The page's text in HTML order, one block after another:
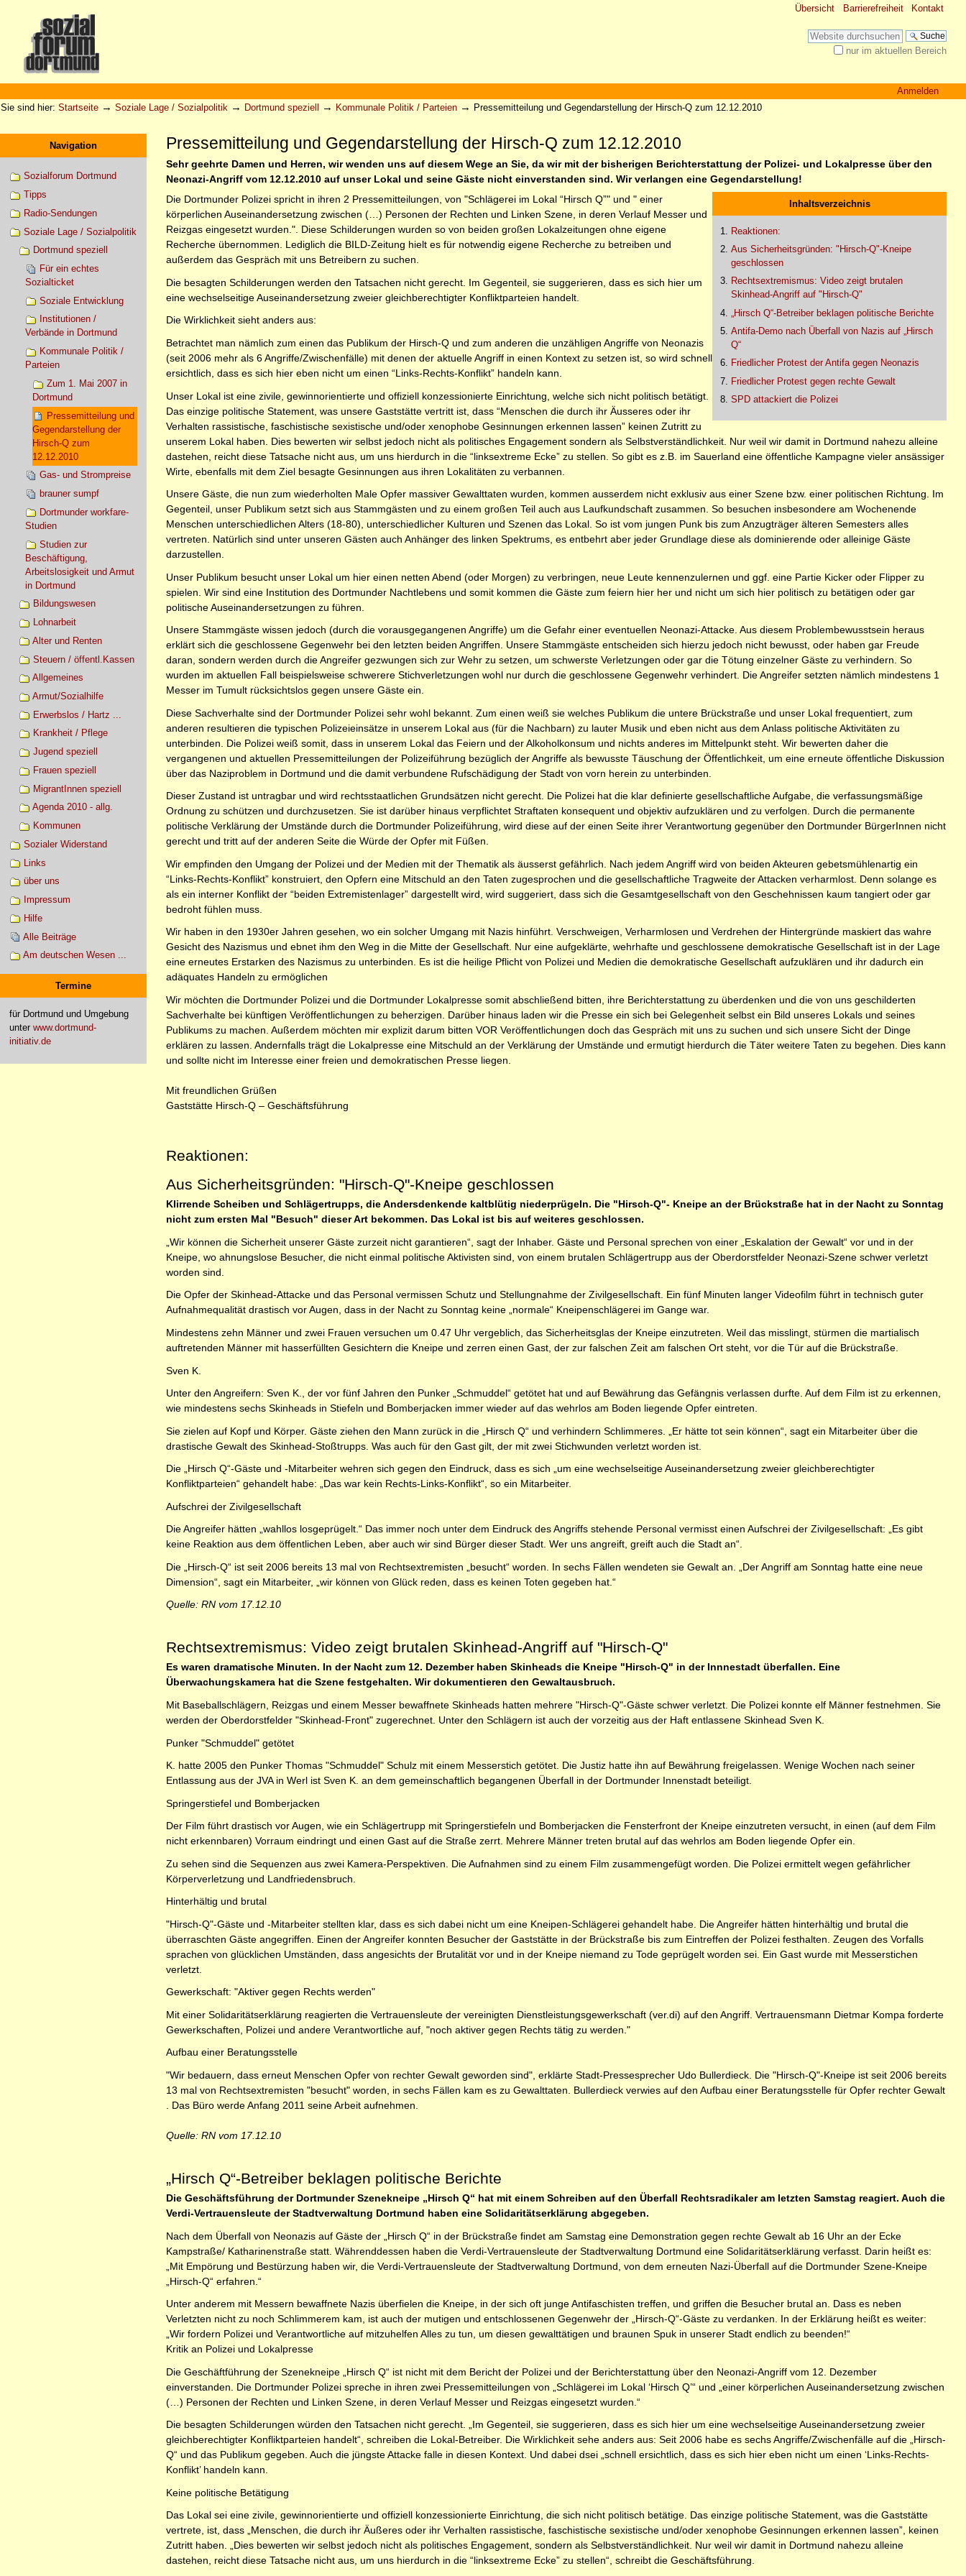
Übersicht Barrierefreiheit Kontakt
Website durchsuchen
nur im aktuellen Bereich
Werkzeuge
Anmelden
Sie sind hier: Startseite → Soziale Lage / Sozialpolitik → Dortmund speziell → Kommunale Politik / Parteien → Pressemitteilung und Gegendarstellung der Hirsch-Q zum 12.12.2010
Navigation
Sozialforum Dortmund
Tipps
Radio-Sendungen
Soziale Lage / Sozialpolitik
Dortmund speziell
Für ein echtes
Sozialticket
Soziale Entwicklung
Institutionen /
Verbände in Dortmund
Kommunale Politik /
Parteien
Zum 1. Mai 2007 in
Dortmund
Pressemitteilung und
Gegendarstellung der
Hirsch-Q zum
12.12.2010
Gas- und Strompreise
brauner sumpf
Dortmunder workfare-
Studien
Studien zur
Beschäftigung,
Arbeitslosigkeit und Armut
in Dortmund
Bildungswesen
Lohnarbeit
Alter und Renten
Steuern / öffentl.Kassen
Allgemeines
Armut/Sozialhilfe
Erwerbslos / Hartz ...
Krankheit / Pflege
Jugend speziell
Frauen speziell
MigrantInnen speziell
Agenda 2010 - allg.
Kommunen
Sozialer Widerstand
Links
über uns
Impressum
Hilfe
Alle Beiträge
Am deutschen Wesen ...
Termine
für Dortmund und Umgebung
unter www.dortmund-
initiativ.de
Pressemitteilung und Gegendarstellung der Hirsch-Q zum 12.12.2010
Sehr geehrte Damen und Herren, wir wenden uns auf diesem Wege an Sie, da wir mit der bisherigen Berichterstattung der Polizei- und Lokalpresse über den
Neonazi-Angriff vom 12.12.2010 auf unser Lokal und seine Gäste nicht einverstanden sind. Wir verlangen eine Gegendarstellung!
Inhaltsverzeichnis
Reaktionen:
Aus Sicherheitsgründen: "Hirsch-Q"-Kneipe
geschlossen
Rechtsextremismus: Video zeigt brutalen
Skinhead-Angriff auf "Hirsch-Q"
„Hirsch Q“-Betreiber beklagen politische Berichte
Antifa-Demo nach Überfall von Nazis auf „Hirsch
Q“
Friedlicher Protest der Antifa gegen Neonazis
Friedlicher Protest gegen rechte Gewalt
SPD attackiert die Polizei
Die Dortmunder Polizei spricht in ihren 2 Pressemitteilungen, von "Schlägerei im Lokal “Hirsch Q”" und " einer
körperlichen Auseinandersetzung zwischen (…) Personen der Rechten und Linken Szene, in deren Verlauf Messer und
Reizgas eingesetzt wurden.". Diese Schilderungen wurden so von beiden großen Lokalzeitungen ohne eigene
Recherche übernommen. Lediglich die BILD-Zeitung hielt es für notwendig eigene Recherche zu betreiben und
außerdem das Gespräch mit uns Betreibern zu suchen.
Die besagten Schilderungen werden den Tatsachen nicht gerecht. Im Gegenteil, sie suggerieren, dass es sich hier um
eine wechselseitige Auseinandersetzung zweier gleichberechtigter Konfliktparteien handelt.
Die Wirklichkeit sieht anders aus:
Betrachtet man nämlich zum einen das Publikum der Hirsch-Q und zum anderen die unzähligen Angriffe von Neonazis
(seit 2006 mehr als 6 Angriffe/Zwischenfälle) mit denen der aktuelle Angriff in einen Kontext zu setzen ist, so wird schnell
ersichtlich, dass es sich hier eben nicht um einen “Links-Rechts-Konflikt” handeln kann.
Unser Lokal ist eine zivile, gewinnorientierte und offiziell konzessionierte Einrichtung, welche sich nicht politisch betätigt.
Das einzige politische Statement, was unsere Gaststätte vertritt ist, dass “Menschen die durch ihr Äusseres oder ihr
Verhalten rassistische, faschistische sexistische und/oder xenophobe Gesinnungen erkennen lassen” keinen Zutritt zu
unserem Lokal haben. Dies bewerten wir selbst jedoch nicht als politisches Engagement sondern als Selbstverständlichkeit. Nur weil wir damit in Dortmund nahezu alleine
dastehen, reicht diese Tatsache nicht aus, um uns hierdurch in die “linksextreme Ecke” zu stellen. So gibt es z.B. im Sauerland eine öffentliche Kampagne vieler ansässiger
Wirte, ebenfalls mit dem Ziel besagte Gesinnungen aus ihren Lokalitäten zu verbannen.
Unsere Gäste, die nun zum wiederholten Male Opfer massiver Gewalttaten wurden, kommen ausserdem nicht exklusiv aus einer Szene bzw. einer politischen Richtung. Im
Gegenteil, unser Publikum setzt sich aus Stammgästen und zu einem großen Teil auch aus Laufkundschaft zusammen. So besuchen insbesondere am Wochenende
Menschen unterschiedlichen Alters (18-80), unterschiedlicher Kulturen und Szenen das Lokal. So ist vom jungen Punk bis zum Anzugträger älteren Semesters alles
vertreten. Natürlich sind unter unseren Gästen auch Anhänger des linken Spektrums, es entbehrt aber jeder Grundlage diese als dominierende oder alleinige Gäste
darzustellen.
Unser Publikum besucht unser Lokal um hier einen netten Abend (oder Morgen) zu verbringen, neue Leute kennenzulernen und ggf. eine Partie Kicker oder Flipper zu
spielen. Wir sind eine Institution des Dortmunder Nachtlebens und somit kommen die Gäste zum feiern hier her und nicht um sich hier politisch zu betätigen oder gar
politische Auseinandersetzungen zu führen.
Unsere Stammgäste wissen jedoch (durch die vorausgegangenen Angriffe) um die Gefahr einer eventuellen Neonazi-Attacke. Aus diesem Problembewusstsein heraus
erklärt sich die geschlossene Gegenwehr bei den letzten beiden Angriffen. Unsere Stammgäste entscheiden sich hierzu jedoch nicht bewusst, oder haben gar Freude
daran, sondern werden durch die Angreifer gezwungen sich zur Wehr zu setzen, um schwerste Verletzungen oder gar die Tötung einzelner Gäste zu verhindern. So
wurden im aktuellen Fall beispielsweise schwerere Stichverletzungen wohl nur durch die geschlossene Gegenwehr verhindert. Die Angreifer setzten nämlich mindestens 1
Messer im Tumult rücksichtslos gegen unsere Gäste ein.
Diese Sachverhalte sind der Dortmunder Polizei sehr wohl bekannt. Zum einen weiß sie welches Publikum die untere Brückstraße und unser Lokal frequentiert, zum
anderen resultieren die typischen Polizeieinsätze in unserem Lokal aus (für die Nachbarn) zu lauter Musik und eben nicht aus dem Anlass politische Aktivitäten zu
unterbinden. Die Polizei weiß somit, dass in unserem Lokal das Feiern und der Alkoholkonsum und nichts anderes im Mittelpunkt steht. Wir bewerten daher die
vergangenen und aktuellen Pressemitteilungen der Polizeiführung bezüglich der Angriffe als bewusste Täuschung der Öffentlichkeit, um eine erneute öffentliche Diskussion
über das Naziproblem in Dortmund und die damit verbundene Rufschädigung der Stadt von vorn herein zu unterbinden.
Dieser Zustand ist untragbar und wird rechtsstaatlichen Grundsätzen nicht gerecht. Die Polizei hat die klar definierte gesellschaftliche Aufgabe, die verfassungsmäßige
Ordnung zu schützen und durchzusetzen. Sie ist darüber hinaus verpflichtet Straftaten konsequent und objektiv aufzuklären und zu verfolgen. Durch die permanente
politische Verklärung der Umstände durch die Dortmunder Polizeiführung, wird diese auf der einen Seite ihrer Verantwortung gegenüber den Dortmunder BürgerInnen nicht
gerecht und tritt auf der anderen Seite die Würde der Opfer mit Füßen.
Wir empfinden den Umgang der Polizei und der Medien mit der Thematik als äusserst gefährlich. Nach jedem Angriff wird von beiden Akteuren gebetsmühlenartig ein
“Links-Rechts-Konflikt” konstruiert, den Opfern eine Mitschuld an den Taten zugesprochen und die gesellschaftliche Tragweite der Attacken verharmlost. Denn solange es
als ein interner Konflikt der “beiden Extremistenlager” dargestellt wird, wird suggeriert, dass sich die Gesamtgesellschaft von den Geschehnissen kaum tangiert oder gar
bedroht fühlen muss.
Wir haben in den 1930er Jahren gesehen, wo ein solcher Umgang mit Nazis hinführt. Verschweigen, Verharmlosen und Verdrehen der Hintergründe maskiert das wahre
Gesicht des Nazismus und ebnet ihm den Weg in die Mitte der Gesellschaft. Nur eine aufgeklärte, wehrhafte und geschlossene demokratische Gesellschaft ist in der Lage
eine erneutes Erstarken des Nazismus zu unterbinden. Es ist die heilige Pflicht von Polizei und Medien die demokratische Gesellschaft aufzuklären und ihr dadurch ein
adäquates Handeln zu ermöglichen
Wir möchten die Dortmunder Polizei und die Dortmunder Lokalpresse somit abschließend bitten, ihre Berichterstattung zu überdenken und die von uns geschilderten
Sachverhalte bei künftigen Veröffentlichungen zu beherzigen. Darüber hinaus laden wir die Presse ein sich bei Gelegenheit selbst ein Bild unseres Lokals und seines
Publikums zu machen. Außerdem möchten mir explizit darum bitten VOR Veröffentlichungen doch das Gespräch mit uns zu suchen und sich unsere Sicht der Dinge
erklären zu lassen. Andernfalls trägt die Lokalpresse eine Mitschuld an der Verklärung der Umstände und ermutigt hierdurch die Täter weitere Taten zu begehen. Dies kann
und sollte nicht im Interesse einer freien und demokratischen Presse liegen.
Mit freundlichen Grüßen
Gaststätte Hirsch-Q – Geschäftsführung
Reaktionen:
Aus Sicherheitsgründen: "Hirsch-Q"-Kneipe geschlossen
Klirrende Scheiben und Schlägertrupps, die Andersdenkende kaltblütig niederprügeln. Die "Hirsch-Q"- Kneipe an der Brückstraße hat in der Nacht zu Sonntag
nicht zum ersten Mal "Besuch" dieser Art bekommen. Das Lokal ist bis auf weiteres geschlossen.
„Wir können die Sicherheit unserer Gäste zurzeit nicht garantieren“, sagt der Inhaber. Gäste und Personal sprechen von einer „Eskalation der Gewalt“ vor und in der
Kneipe, wo ahnungslose Besucher, die nicht einmal politische Aktivisten sind, von einem brutalen Schlägertrupp aus der Oberdorstfelder Neonazi-Szene schwer verletzt
worden sind.
Die Opfer der Skinhead-Attacke und das Personal vermissen Schutz und Stellungnahme der Zivilgesellschaft. Ein fünf Minuten langer Videofilm führt in technisch guter
Aufnahmequalität drastisch vor Augen, dass in der Nacht zu Sonntag keine „normale“ Kneipenschlägerei im Gange war.
Mindestens zehn Männer und zwei Frauen versuchen um 0.47 Uhr vergeblich, das Sicherheitsglas der Kneipe einzutreten. Weil das misslingt, stürmen die martialisch
auftretenden Männer mit hasserfüllten Gesichtern die Kneipe und zerren einen Gast, der zur falschen Zeit am falschen Ort steht, vor die Tür auf die Brückstraße.
Sven K.
Unter den Angreifern: Sven K., der vor fünf Jahren den Punker „Schmuddel“ getötet hat und auf Bewährung das Gefängnis verlassen durfte. Auf dem Film ist zu erkennen,
wie mindestens sechs Skinheads in Stiefeln und Bomberjacken immer wieder auf das wehrlos am Boden liegende Opfer eintreten.
Sie zielen auf Kopf und Körper. Gäste ziehen den Mann zurück in die „Hirsch Q“ und verhindern Schlimmeres. „Er hätte tot sein können“, sagt ein Mitarbeiter über die
drastische Gewalt des Skinhead-Stoßtrupps. Was auch für den Gast gilt, der mit zwei Stichwunden verletzt worden ist.
Die „Hirsch Q“-Gäste und -Mitarbeiter wehren sich gegen den Eindruck, dass es sich „um eine wechselseitige Auseinandersetzung zweier gleichberechtigter
Konfliktparteien“ gehandelt habe: „Das war kein Rechts-Links-Konflikt“, so ein Mitarbeiter.
Aufschrei der Zivilgesellschaft
Die Angreifer hätten „wahllos losgeprügelt.“ Das immer noch unter dem Eindruck des Angriffs stehende Personal vermisst einen Aufschrei der Zivilgesellschaft: „Es gibt
keine Reaktion aus dem öffentlichen Leben, aber auch wir sind Bürger dieser Stadt. Wer uns angreift, greift auch die Stadt an“.
Die „Hirsch-Q“ ist seit 2006 bereits 13 mal von Rechtsextremisten „besucht“ worden. In sechs Fällen wendeten sie Gewalt an. „Der Angriff am Sonntag hatte eine neue
Dimension“, sagt ein Mitarbeiter, „wir können von Glück reden, dass es keinen Toten gegeben hat.“
Quelle: RN vom 17.12.10
Rechtsextremismus: Video zeigt brutalen Skinhead-Angriff auf "Hirsch-Q"
Es waren dramatische Minuten. In der Nacht zum 12. Dezember haben Skinheads die Kneipe "Hirsch-Q" in der Innnestadt überfallen. Eine
Überwachungskamera hat die Szene festgehalten. Wir dokumentieren den Gewaltausbruch.
Mit Baseballschlägern, Reizgas und einem Messer bewaffnete Skinheads hatten mehrere "Hirsch-Q"-Gäste schwer verletzt. Die Polizei konnte elf Männer festnehmen. Sie
werden der Oberdorstfelder "Skinhead-Front" zugerechnet. Unter den Schlägern ist auch der vorzeitig aus der Haft entlassene Skinhead Sven K.
Punker "Schmuddel" getötet
K. hatte 2005 den Punker Thomas "Schmuddel" Schulz mit einem Messerstich getötet. Die Justiz hatte ihn auf Bewährung freigelassen. Wenige Wochen nach seiner
Entlassung aus der JVA in Werl ist Sven K. an dem gemeinschaftlich begangenen Überfall in der Dortmunder Innenstadt beteiligt.
Springerstiefel und Bomberjacken
Der Film führt drastisch vor Augen, wie ein Schlägertrupp mit Springerstiefeln und Bomberjacken die Fensterfront der Kneipe einzutreten versucht, in einen (auf dem Film
nicht erkennbaren) Vorraum eindringt und einen Gast auf die Straße zerrt. Mehrere Männer treten brutal auf das wehrlos am Boden liegende Opfer ein.
Zu sehen sind die Sequenzen aus zwei Kamera-Perspektiven. Die Aufnahmen sind zu einem Film zusammengefügt worden. Die Polizei ermittelt wegen gefährlicher
Körperverletzung und Landfriedensbruch.
Hinterhältig und brutal
"Hirsch-Q"-Gäste und -Mitarbeiter stellten klar, dass es sich dabei nicht um eine Kneipen-Schlägerei gehandelt habe. Die Angreifer hätten hinterhältig und brutal die
überraschten Gäste angegriffen. Einen der Angreifer konnten Besucher der Gaststätte in der Brückstraße bis zum Eintreffen der Polizei festhalten. Zeugen des Vorfalls
sprachen von glücklichen Umständen, dass angesichts der Brutalität vor und in der Kneipe niemand zu Tode geprügelt worden sei. Ein Gast wurde mit Messerstichen
verletzt.
Gewerkschaft: "Aktiver gegen Rechts werden"
Mit einer Solidaritätserklärung reagierten die Vertrauensleute der vereinigten Dienstleistungsgewerkschaft (ver.di) auf den Angriff. Vertrauensmann Dietmar Kompa forderte
Gewerkschaften, Polizei und andere Verantwortliche auf, "noch aktiver gegen Rechts tätig zu werden."
Aufbau einer Beratungsstelle
"Wir bedauern, dass erneut Menschen Opfer von rechter Gewalt geworden sind", erklärte Stadt-Pressesprecher Udo Bullerdieck. Die "Hirsch-Q"-Kneipe ist seit 2006 bereits
13 mal von Rechtsextremisten "besucht" worden, in sechs Fällen kam es zu Gewalttaten. Bullerdieck verwies auf den Aufbau einer Beratungsstelle für Opfer rechter Gewalt
. Das Büro werde Anfang 2011 seine Arbeit aufnehmen.
Quelle: RN vom 17.12.10
„Hirsch Q“-Betreiber beklagen politische Berichte
Die Geschäftsführung der Dortmunder Szenekneipe „Hirsch Q“ hat mit einem Schreiben auf den Überfall Rechtsradikaler am letzten Samstag reagiert. Auch die
Verdi-Vertrauensleute der Stadtverwaltung Dortmund haben eine Solidaritätserklärung abgegeben.
Nach dem Überfall von Neonazis auf Gäste der „Hirsch Q“ in der Brückstraße findet am Samstag eine Demonstration gegen rechte Gewalt ab 16 Uhr an der Ecke
Kampstraße/ Katharinenstraße statt. Währenddessen haben die Verdi-Vertrauensleute der Stadtverwaltung Dortmund eine Solidaritätserklärung verfasst. Darin heißt es:
„Mit Empörung und Bestürzung haben wir, die Verdi-Vertrauensleute der Stadtverwaltung Dortmund, von dem erneuten Nazi-Überfall auf die Dortmunder Szene-Kneipe
„Hirsch-Q“ erfahren.“
Unter anderem mit Messern bewaffnete Nazis überfielen die Kneipe, in der sich oft junge Antifaschisten treffen, und griffen die Besucher brutal an. Dass es neben
Verletzten nicht zu noch Schlimmerem kam, ist auch der mutigen und entschlossenen Gegenwehr der „Hirsch-Q“-Gäste zu verdanken. In der Erklärung heißt es weiter:
„Wir fordern Polizei und Verantwortliche auf mitzuhelfen Alles zu tun, um diesen gewalttätigen und braunen Spuk in unserer Stadt endlich zu beenden!“
Kritik an Polizei und Lokalpresse
Die Geschäftführung der Szenekneipe „Hirsch Q“ ist nicht mit dem Bericht der Polizei und der Berichterstattung über den Neonazi-Angriff vom 12. Dezember
einverstanden. Die Dortmunder Polizei spreche in ihren zwei Pressemitteilungen von „Schlägerei im Lokal ‘Hirsch Q’“ und „einer körperlichen Auseinandersetzung zwischen
(…) Personen der Rechten und Linken Szene, in deren Verlauf Messer und Reizgas eingesetzt wurden.“
Die besagten Schilderungen würden den Tatsachen nicht gerecht. „Im Gegenteil, sie suggerieren, dass es sich hier um eine wechselseitige Auseinandersetzung zweier
gleichberechtigter Konfliktparteien handelt“, schreiben die Lokal-Betreiber. Die Wirklichkeit sehe anders aus: Seit 2006 habe es sechs Angriffe/Zwischenfälle auf die „Hirsch-
Q“ und das Publikum gegeben. Auch die jüngste Attacke falle in diesen Kontext. Und dabei dsei „schnell ersichtlich, dass es sich hier eben nicht um einen ‘Links-Rechts-
Konflikt’ handeln kann.
Keine politische Betätigung
Das Lokal sei eine zivile, gewinnorientierte und offiziell konzessionierte Einrichtung, die sich nicht politisch betätige. Das einzige politische Statement, was die Gaststätte
vertrete, ist, dass „Menschen, die durch ihr Äußeres oder ihr Verhalten rassistische, faschistische sexistische und/oder xenophobe Gesinnungen erkennen lassen”, keinen
Zutritt haben. „Dies bewerten wir selbst jedoch nicht als politisches Engagement, sondern als Selbstverständlichkeit. Nur weil wir damit in Dortmund nahezu alleine
dastehen, reicht diese Tatsache nicht aus, um uns hierdurch in die “linksextreme Ecke” zu stellen“, schreibt die Geschäftsführung.